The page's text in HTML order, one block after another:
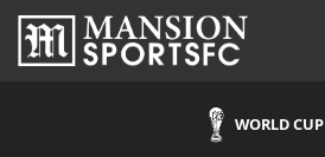
WORLD CUP